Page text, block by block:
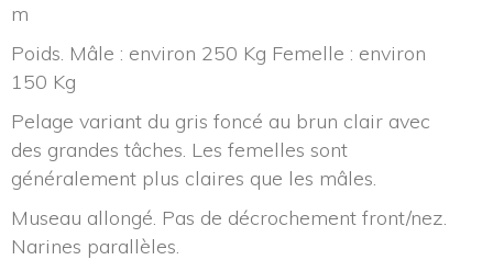
m
Poids. Mâle : environ 250 Kg Femelle : environ
150 Kg
Pelage variant du gris foncé au brun clair avec
des grandes tâches. Les femelles sont
généralement plus claires que les mâles.
Museau allongé. Pas de décrochement front/nez.
Narines parallèles.